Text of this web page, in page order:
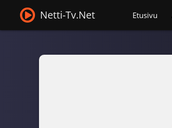
Netti-Tv.Net Etusivu